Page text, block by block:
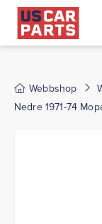
Webbshop
Nedre 1971-74